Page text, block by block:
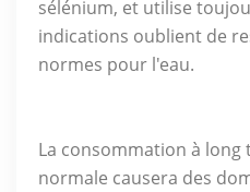
sélénium, et utilise
indications oublient de
normes pour l'eau.
La consommation à
normale causera des